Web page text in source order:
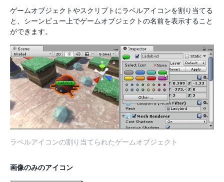
ゲームオブジェクトやスクリプトにラベルアイコンを割り当てる
と、シーンビュー上でゲームオブジェクトの名前を表示すること
ができます。
ラベルアイコンの割り当てられたゲームオブジェクト
画像のみのアイコン